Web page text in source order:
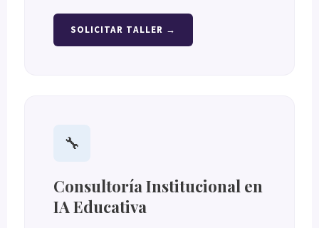
SOLICITAR TALLER →
🔧
Consultoría Institucional en
IA Educativa